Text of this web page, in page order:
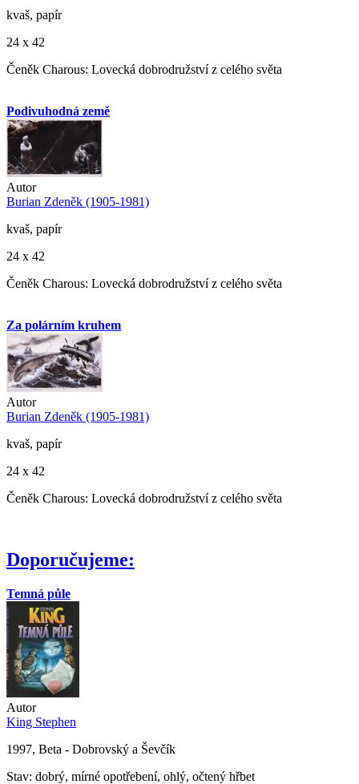
kvaš, papír
24 x 42
Čeněk Charous: Lovecká dobrodružství z celého světa
Podivuhodná země
Autor
Burian Zdeněk (1905-1981)
kvaš, papír
24 x 42
Čeněk Charous: Lovecká dobrodružství z celého světa
Za polárním kruhem
Autor
Burian Zdeněk (1905-1981)
kvaš, papír
24 x 42
Čeněk Charous: Lovecká dobrodružství z celého světa
Doporučujeme:
Temná půle
Autor
King Stephen
1997, Beta - Dobrovský a Ševčík
Stav: dobrý, mírné opotřebení, ohlý, očtený hřbet